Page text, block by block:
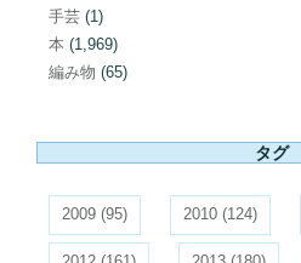
手芸 (1)
本 (1,969)
編み物 (65)
タグ
2009 (95) 2010 (124)